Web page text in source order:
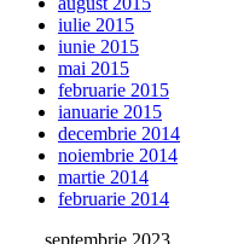
iulie 2015
iunie 2015
mai 2015
februarie 2015
ianuarie 2015
decembrie 2014
noiembrie 2014
martie 2014
februarie 2014